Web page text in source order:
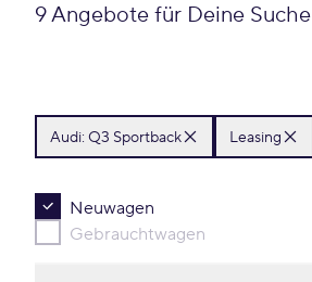
9 Angebote für Deine Suche
Audi: Q3 Sportback Leasing
Neuwagen
Gebrauchtwagen